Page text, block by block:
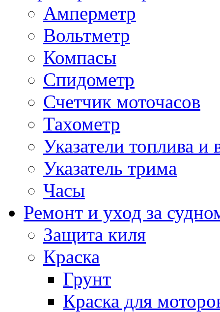
Амперметр
Вольтметр
Компасы
Спидометр
Счетчик моточасов
Тахометр
Указатели топлива и
Указатель трима
Часы
Ремонт и уход за
Защита киля
Краска
Грунт
Краска для